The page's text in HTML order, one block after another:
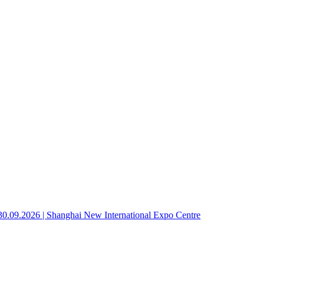
| Shanghai New International Expo Centre